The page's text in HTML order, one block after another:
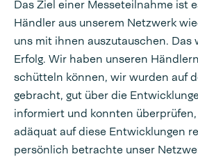
Das Ziel einer Messeteilnahme ist
Händler aus unserem Netzwerk
uns mit ihnen auszutauschen. Das
Erfolg. Wir haben unseren
schütteln können, wir wurden auf
gebracht, gut über die
informiert und konnten
adäquat auf diese Entwicklungen
persönlich betrachte unser